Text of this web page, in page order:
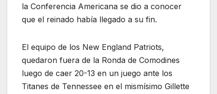
la Conferencia Americana se dio a conocer
que el reinado había llegado a su fin.
El equipo de los New England Patriots,
quedaron fuera de la Ronda de Comodines
luego de caer 20-13 en un juego ante los
Titanes de Tennessee en el mismísimo Gillette